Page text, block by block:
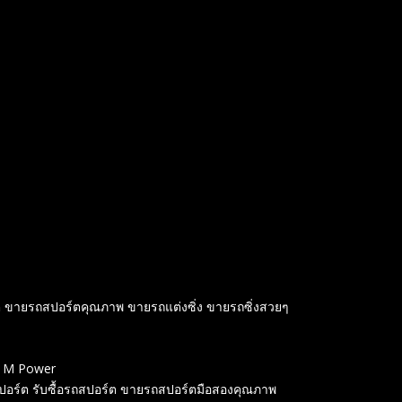
ายรถสปอร์ตคุณภาพ ขายรถแต่งซิ่ง ขายรถซิ่งสวยๆ
M Power
อร์ต รับซื้อรถสปอร์ต ขายรถสปอร์ตมือสองคุณภาพ